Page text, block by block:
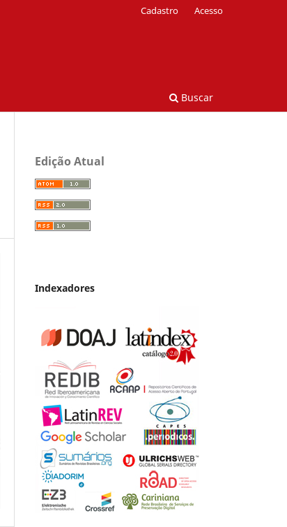
Buscar
Cadastro Acesso
Edição Atual
Indexadores